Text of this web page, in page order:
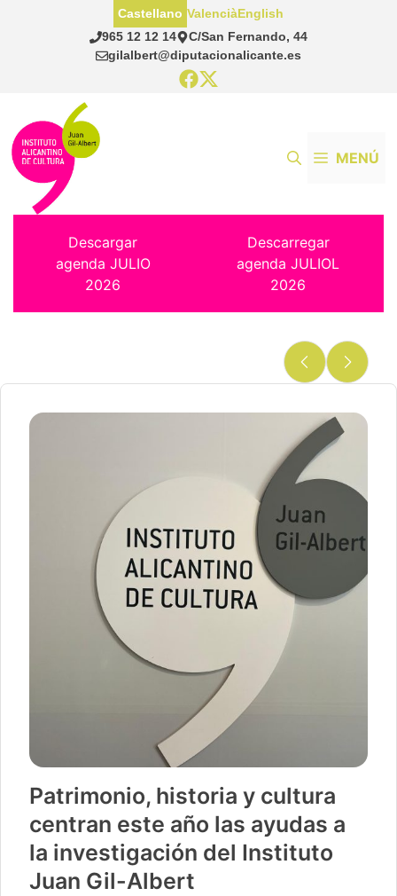
965 12 12 14
C/San Fernando, 44
gilalbert@diputacionalicante.es
Castellano ValenciàEnglish
MENÚ
Descargar
agenda JULIO
2026
Descarregar
agenda JULIOL
2026
Patrimonio, historia y cultura
centran este año las ayudas a
la investigación del Instituto
Juan Gil-Albert